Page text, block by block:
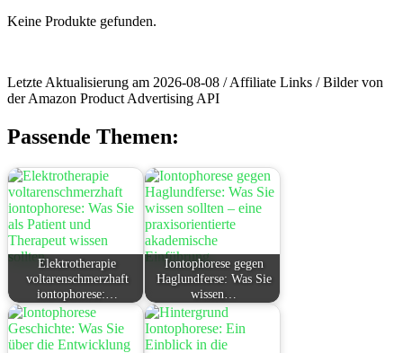
Keine Produkte gefunden.
Letzte Aktualisierung am 2026-08-08 / Affiliate Links / Bilder von
der Amazon Product Advertising API
Passende Themen:
Elektrotherapie
voltarenschmerzhaft
iontophorese:…
Iontophorese gegen
Haglundferse: Was Sie
wissen…